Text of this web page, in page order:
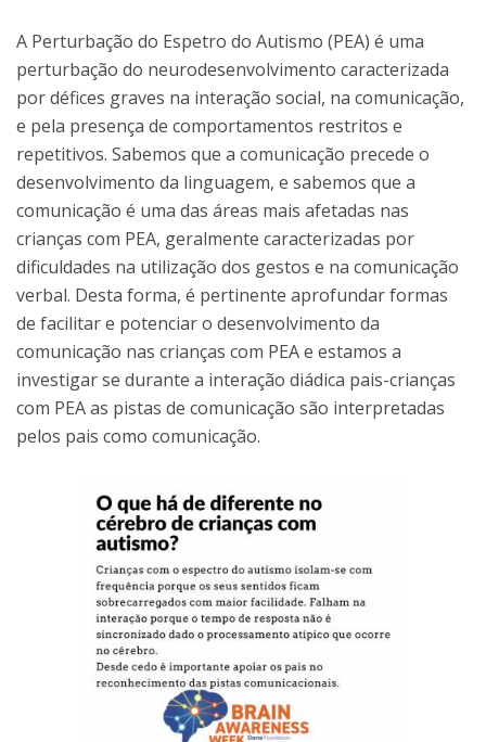
A Perturbação do Espetro do Autismo (PEA) é uma
perturbação do neurodesenvolvimento caracterizada
por défices graves na interação social, na comunicação,
e pela presença de comportamentos restritos e
repetitivos. Sabemos que a comunicação precede o
desenvolvimento da linguagem, e sabemos que a
comunicação é uma das áreas mais afetadas nas
crianças com PEA, geralmente caracterizadas por
dificuldades na utilização dos gestos e na comunicação
verbal. Desta forma, é pertinente aprofundar formas
de facilitar e potenciar o desenvolvimento da
comunicação nas crianças com PEA e estamos a
investigar se durante a interação diádica pais-crianças
com PEA as pistas de comunicação são interpretadas
pelos pais como comunicação.